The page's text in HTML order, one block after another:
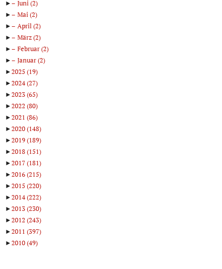
►
Juni(2)
►
Mai(2)
►
April(2)
►
März(2)
►
Februar(2)
►
Januar(2)
►2025 (19)
►2024(27)
►2023(65)
►2022 (80)
►2021 (86)
►2020(148)
►2019(189)
►2018(151)
►2017(181)
►2016(215)
►2015 (220)
►2014(222)
►2013(230)
►2012 (243)
►2011 (397)
►2010(49)